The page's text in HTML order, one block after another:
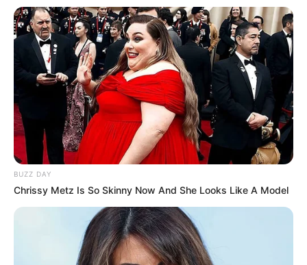
BUZZ DAY
Chrissy Metz Is So Skinny Now And She Looks Like A Model